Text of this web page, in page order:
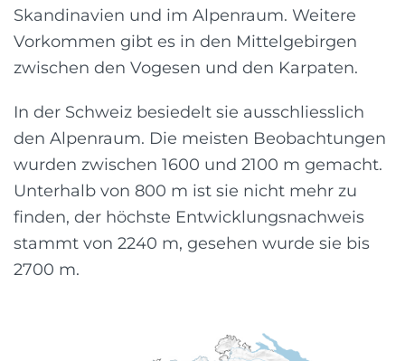
Skandinavien und im Alpenraum. Weitere
Vorkommen gibt es in den Mittelgebirgen
zwischen den Vogesen und den Karpaten.
In der Schweiz besiedelt sie ausschliesslich
den Alpenraum. Die meisten Beobachtungen
wurden zwischen 1600 und 2100 m gemacht.
Unterhalb von 800 m ist sie nicht mehr zu
finden, der höchste Entwicklungsnachweis
stammt von 2240 m, gesehen wurde sie bis
2700 m.